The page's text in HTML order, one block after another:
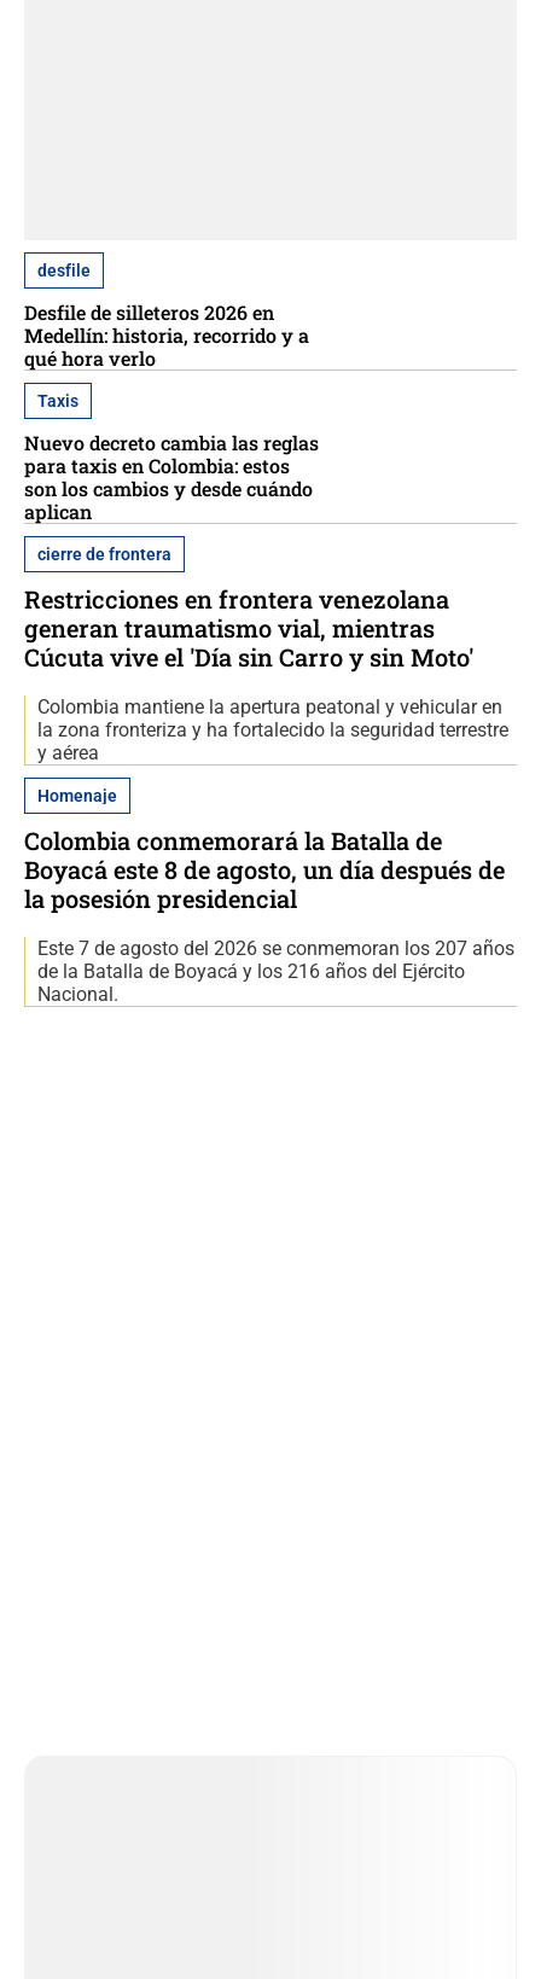
desfile
Desfile de silleteros 2026 en
Medellín: historia, recorrido y a
qué hora verlo
Taxis
Nuevo decreto cambia las reglas
para taxis en Colombia: estos
son los cambios y desde cuándo
aplican
cierre de frontera
Restricciones en frontera venezolana
generan traumatismo vial, mientras
Cúcuta vive el 'Día sin Carro y sin Moto'
Colombia mantiene la apertura peatonal y vehicular en
la zona fronteriza y ha fortalecido la seguridad terrestre
y aérea
Homenaje
Colombia conmemorará la Batalla de
Boyacá este 8 de agosto, un día después de
la posesión presidencial
Este 7 de agosto del 2026 se conmemoran los 207 años
de la Batalla de Boyacá y los 216 años del Ejército
Nacional.